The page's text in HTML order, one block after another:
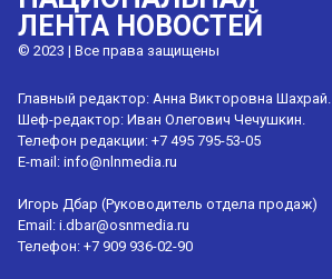
ЛЕНТА НОВОСТЕЙ
© 2023 | Все права защищены
Главный редактор: Анна Викторовна Шахрай.
Шеф-редактор: Иван Олегович Чечушкин.
Телефон редакции: +7 495 795-53-05
E-mail: info@nlnmedia.ru
Игорь Дбар (Руководитель отдела продаж)
Email: i.dbar@osnmedia.ru
Телефон: +7 909 936-02-90